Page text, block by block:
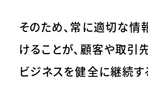
そのため、常に適切な
けることが、顧客や取引
ビジネスを健全に継続す